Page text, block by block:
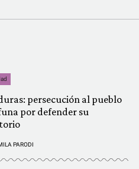
persecución al pueblo
por defender su
PARODI